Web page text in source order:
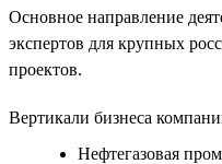
Основное направление
экспертов для крупных
проектов.
Вертикали бизнеса
Нефтегазовая